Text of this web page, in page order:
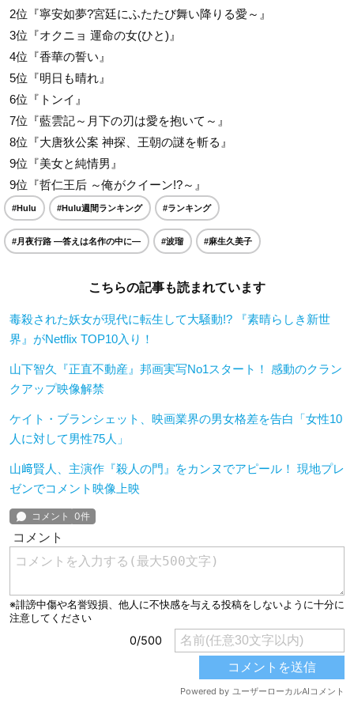
2位『寧安如夢?宮廷にふたたび舞い降りる愛～』
3位『オクニョ 運命の女(ひと)』
4位『香華の誓い』
5位『明日も晴れ』
6位『トンイ』
7位『藍雲記～月下の刃は愛を抱いて～』
8位『大唐狄公案 神探、王朝の謎を斬る』
9位『美女と純情男』
9位『哲仁王后 ～俺がクイーン!?～』
#Hulu #Hulu週間ランキング #ランキング
#月夜行路 ―答えは名作の中に― #波瑠 #麻生久美子
こちらの記事も読まれています
毒殺された妖女が現代に転生して大騒動!? 『素晴らしき新世
界』がNetflix TOP10入り！
山下智久『正直不動産』邦画実写No1スタート！ 感動のクラン
クアップ映像解禁
ケイト・ブランシェット、映画業界の男女格差を告白「女性10
人に対して男性75人」
山﨑賢人、主演作『殺人の門』をカンヌでアピール！ 現地プレ
ゼンでコメント映像上映